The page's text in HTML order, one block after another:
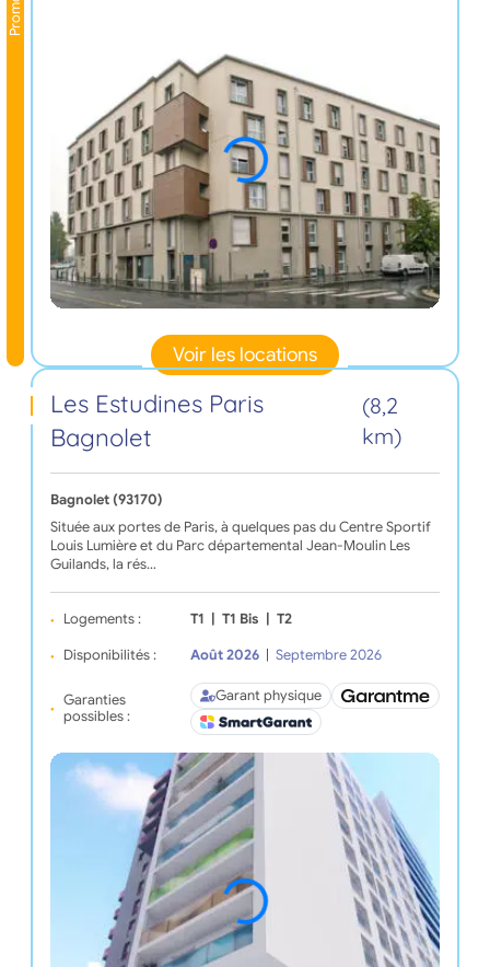
Promo
Voir les locations
Les Estudines Paris
Bagnolet
(8,2
km)
Bagnolet (93170)
Située aux portes de Paris, à quelques pas du Centre Sportif
Louis Lumière et du Parc départemental Jean-Moulin Les
Guilands, la rés…
Logements : T1 T1 Bis T2
Disponibilités : Août 2026 Septembre 2026
Garanties
possibles :
Garant physique